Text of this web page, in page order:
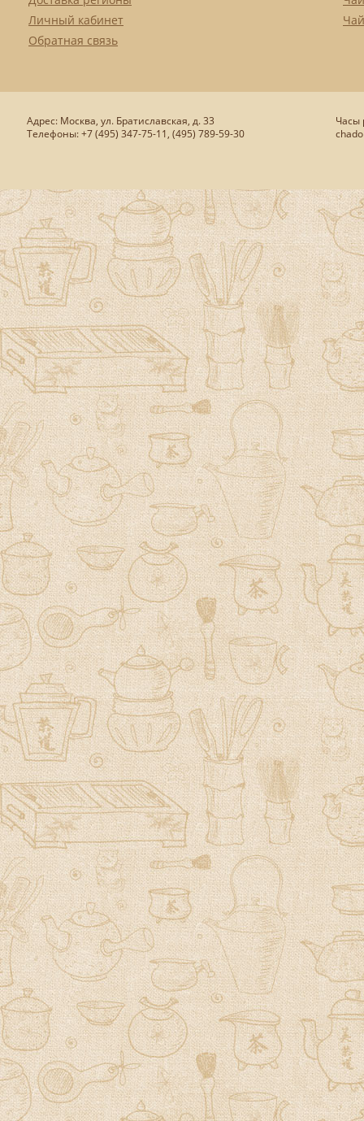
Личный кабинет
Обратная связь
Адрес: Москва, ул. Братиславская, д. 33
Телефоны: +7 (495) 347-75-11, (495) 789-59-30
Часы